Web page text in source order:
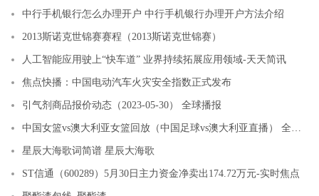
中行手机银行怎么办理开户 中行手机银行办理开户方法介绍
2013斯诺克世锦赛赛程（2013斯诺克世锦赛）
人工智能应用驶上“快车道” 业界持续拓展应用领域-天天简讯
焦点快播：中国电动汽车火灾安全指数正式发布
引气剂商品报价动态（2023-05-30） 全球播报
中国女篮vs澳大利亚女篮回放（中国足球vs澳大利亚直播） 全球观焦点
星辰大海歌词简谱 星辰大海歌
ST信通（600289）5月30日主力资金净卖出174.72万元-实时焦点